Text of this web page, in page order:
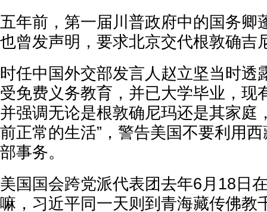
五年前，第一届川普政府中的国务卿
也曾发声明，要求北京交代根敦确吉
时任中国外交部发言人赵立坚当时透
受免费义务教育，并已大学毕业，现
并强调无论是根敦确尼玛还是其家庭
前正常的生活”，警告美国不要利用
部事务。
美国国会跨党派代表团去年6月18日
嘛，习近平同一天则到青海藏传佛教